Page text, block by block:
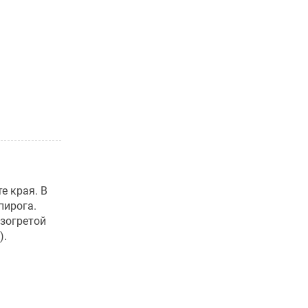
края. В